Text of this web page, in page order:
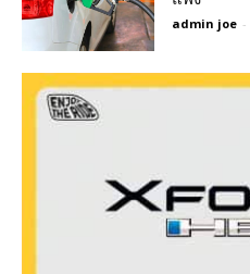
admin joe -